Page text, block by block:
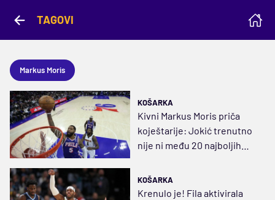
TAGOVI
Markus Moris
KOŠARKA
Kivni Markus Moris priča
koještarije: Jokić trenutno
nije ni među 20 najboljih
KOŠARKA
Krenulo je! Fila aktivirala